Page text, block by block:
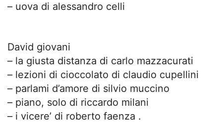
– uova di alessandro celli
David giovani
– la giusta distanza di carlo mazzacurati
– lezioni di cioccolato di claudio cupellini
– parlami d’amore di silvio muccino
– piano, solo di riccardo milani
– i vicere’ di roberto faenza .